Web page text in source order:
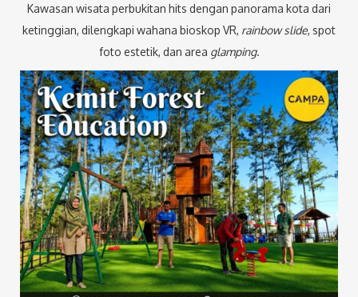
Kawasan wisata perbukitan hits dengan panorama kota dari
ketinggian, dilengkapi wahana bioskop VR, rainbow slide, spot
foto estetik, dan area glamping.